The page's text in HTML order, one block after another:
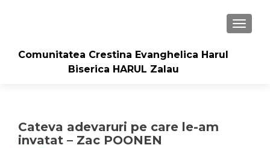
Comunitatea Crestina Evanghelica Harul
Biserica HARUL Zalau
Cateva adevaruri pe care le-am
invatat – Zac POONEN